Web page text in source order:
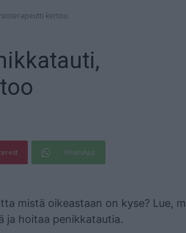
kertoo
WhatsApp
mistä oikeastaan on kyse? Lue,
ja hoitaa penikkatautia.